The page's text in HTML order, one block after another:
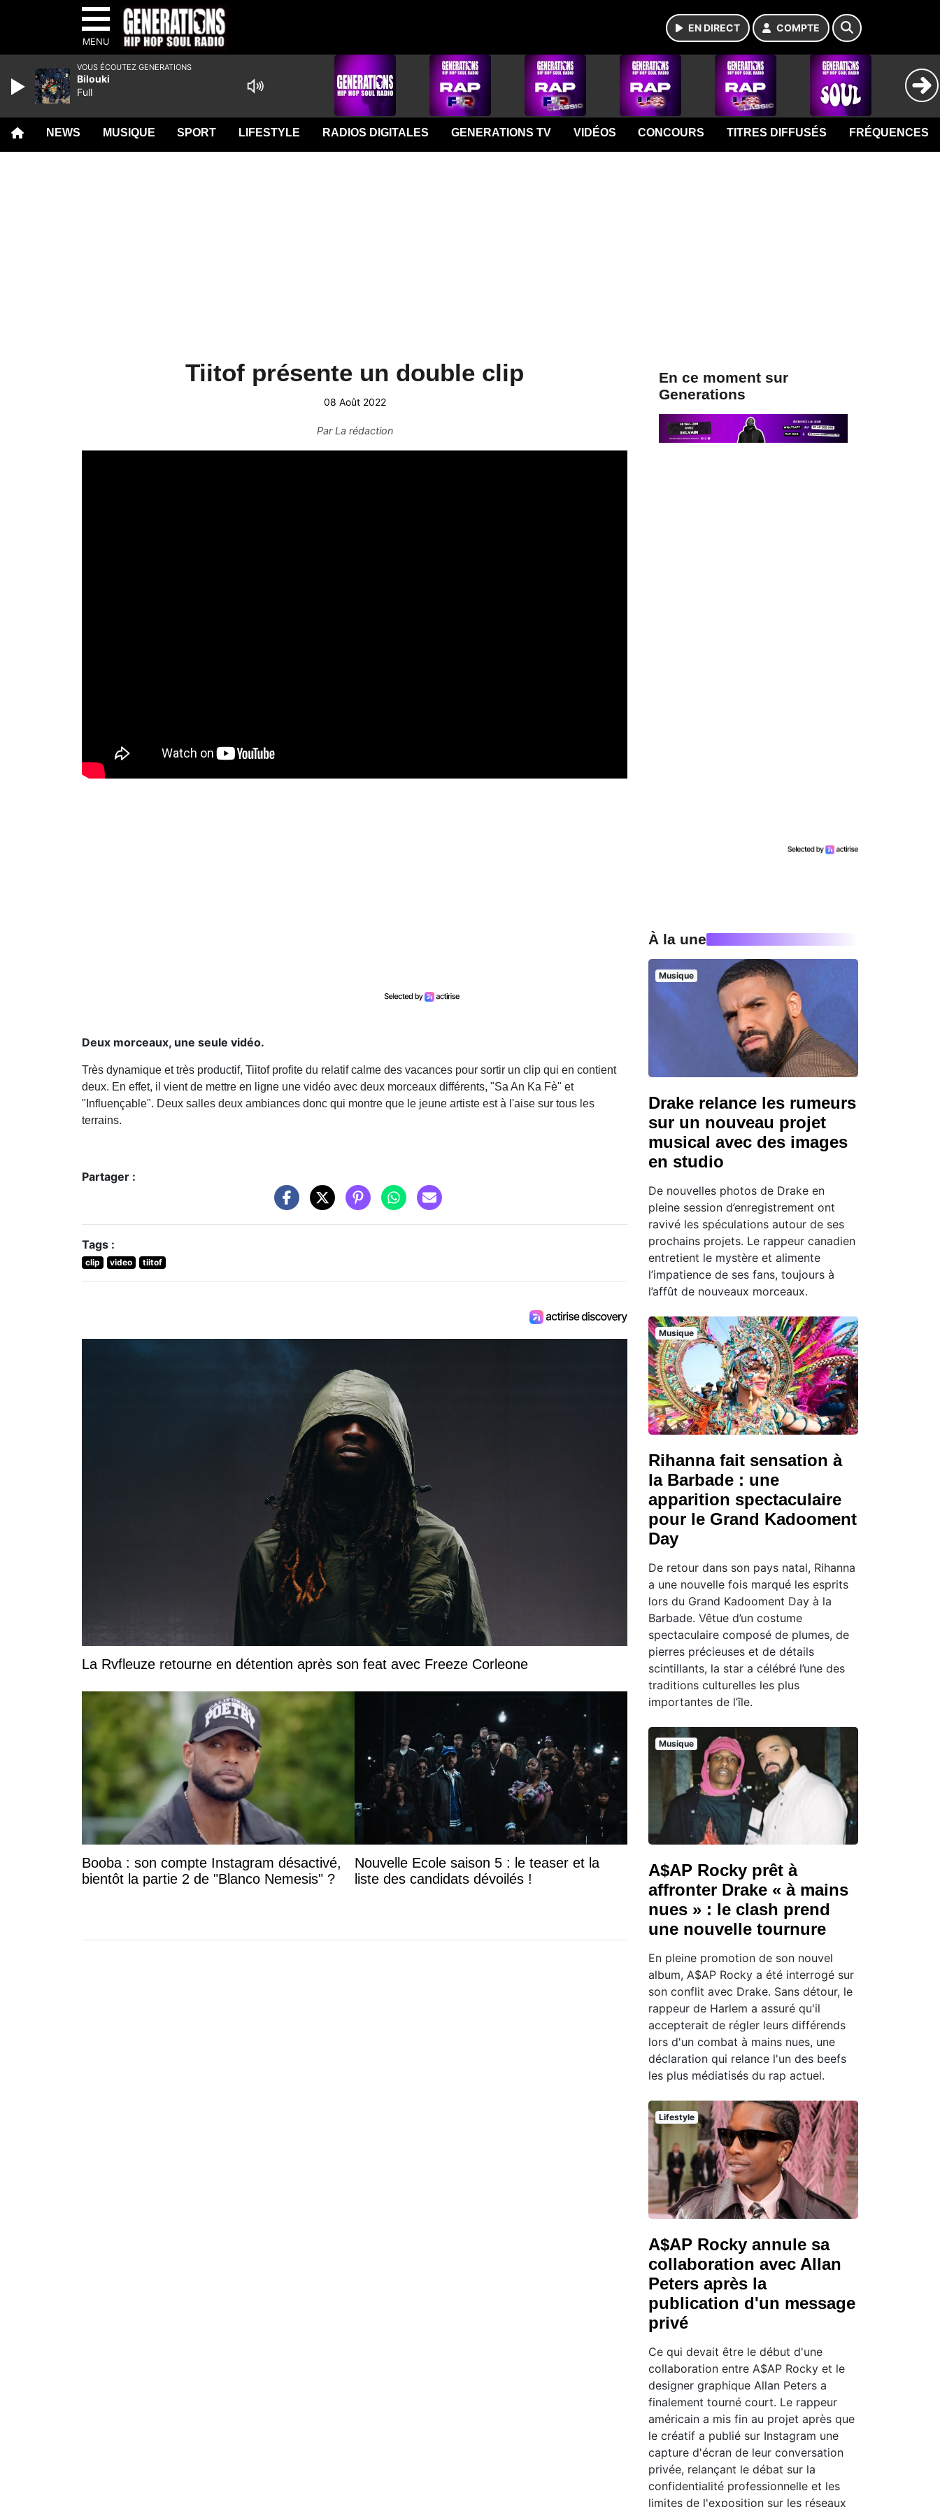
MENU
EN DIRECT COMPTE
NEWS MUSIQUE SPORT LIFESTYLE RADIOS DIGITALES GENERATIONS TV VIDÉOS CONCOURS TITRES DIFFUSÉS FRÉQUENCES
Tiitof présente un double clip
08 Août 2022
ParLa rédaction
Deux morceaux, une seule vidéo.
Très dynamique et très productif, Tiitof profite du relatif calme des vacances pour sortir un clip qui en contient
deux. En effet, il vient de mettre en ligne une vidéo avec deux morceaux différents, "Sa An Ka Fè" et
"Influençable". Deux salles deux ambiances donc qui montre que le jeune artiste est à l'aise sur tous les
terrains.
Partager :
Tags :
clip video tiitof
La Rvfleuze retourne en détention après son feat avec Freeze Corleone
Booba : son compte Instagram désactivé,
bientôt la partie 2 de "Blanco Nemesis" ?
Nouvelle Ecole saison 5 : le teaser et la
liste des candidats dévoilés !
En ce moment sur
Generations
À la une
Musique
Drake relance les rumeurs
sur un nouveau projet
musical avec des images
en studio
De nouvelles photos de Drake en
pleine session d’enregistrement ont
ravivé les spéculations autour de ses
prochains projets. Le rappeur canadien
entretient le mystère et alimente
l’impatience de ses fans, toujours à
l’affût de nouveaux morceaux.
Musique
Rihanna fait sensation à
la Barbade : une
apparition spectaculaire
pour le Grand Kadooment
Day
De retour dans son pays natal, Rihanna
a une nouvelle fois marqué les esprits
lors du Grand Kadooment Day à la
Barbade. Vêtue d’un costume
spectaculaire composé de plumes, de
pierres précieuses et de détails
scintillants, la star a célébré l’une des
traditions culturelles les plus
importantes de l’île.
Musique
A$AP Rocky prêt à
affronter Drake « à mains
nues » : le clash prend
une nouvelle tournure
En pleine promotion de son nouvel
album, A$AP Rocky a été interrogé sur
son conflit avec Drake. Sans détour, le
rappeur de Harlem a assuré qu'il
accepterait de régler leurs différends
lors d'un combat à mains nues, une
déclaration qui relance l'un des beefs
les plus médiatisés du rap actuel.
Lifestyle
A$AP Rocky annule sa
collaboration avec Allan
Peters après la
publication d'un message
privé
Ce qui devait être le début d'une
collaboration entre A$AP Rocky et le
designer graphique Allan Peters a
finalement tourné court. Le rappeur
américain a mis fin au projet après que
le créatif a publié sur Instagram une
capture d'écran de leur conversation
privée, relançant le débat sur la
confidentialité professionnelle et les
limites de l'exposition sur les réseaux
VOUS ÉCOUTEZ GENERATIONS
Bilouki
Full